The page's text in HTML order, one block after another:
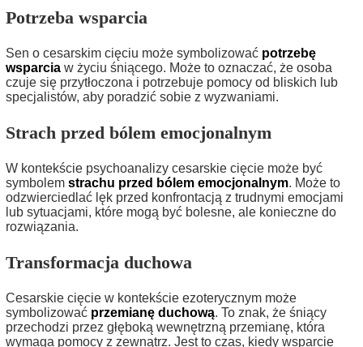
Potrzeba wsparcia
Sen o cesarskim cięciu może symbolizować potrzebę
wsparcia w życiu śniącego. Może to oznaczać, że osoba
czuje się przytłoczona i potrzebuje pomocy od bliskich lub
specjalistów, aby poradzić sobie z wyzwaniami.
Strach przed bólem emocjonalnym
W kontekście psychoanalizy cesarskie cięcie może być
symbolem strachu przed bólem emocjonalnym. Może to
odzwierciedlać lęk przed konfrontacją z trudnymi emocjami
lub sytuacjami, które mogą być bolesne, ale konieczne do
rozwiązania.
Transformacja duchowa
Cesarskie cięcie w kontekście ezoterycznym może
symbolizować przemianę duchową. To znak, że śniący
przechodzi przez głęboką wewnętrzną przemianę, która
wymaga pomocy z zewnątrz. Jest to czas, kiedy wsparcie